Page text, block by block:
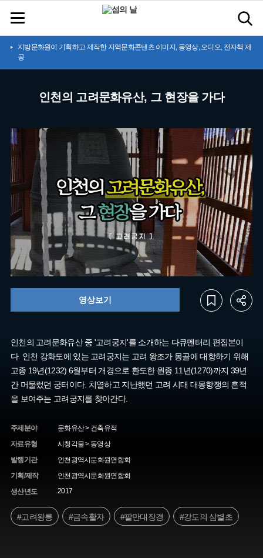
지방문화원이 기획하고 제작한 지역문화콘텐츠 이미지, 동영상, 오디오, 전자책 제
공
인천의 고려문화유산, 그 현장을 가다
인천의 고려문화유산 중 '고려궁지'를 소개하는 다큐멘터리 편집본이
다. 인천 강화도에 있는 고려궁지는 고려 왕조가 몽골에 대항하기 위해
고종 19년(1232) 6월부터 개경으로 환도한 원종 11년(1270)까지 39년
간 머물렀던 궁터이다. 치열하고 지난했던 고려 시대 대몽항쟁의 흔적
을 보여주는 고려궁지를 찾아간다.
주제분야
문화유산 > 건축유적
자료유형
시청각물 > 동영상
발행기관
인천광역시문화원연합회
기획/제작
인천광역시문화원연합회
생산년도
2017
영상보기
#고려왕릉 #금속활자 #팔만대장경 #강도의 삼별초